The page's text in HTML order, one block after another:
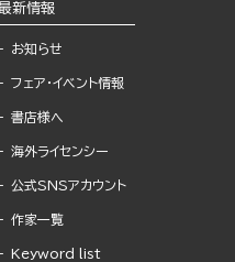
新情報
お知らせ
フェア・イベント情報
書店様へ
海外ライセンシー
公式SNSアカウント
作家一覧
Keyword list